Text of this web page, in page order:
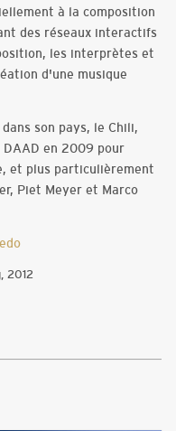
à la composition
des réseaux interactifs
les interprètes et
d'une musique
son pays, le Chili,
en 2009 pour
et plus particulièrement
Piet Meyer et Marco
2012